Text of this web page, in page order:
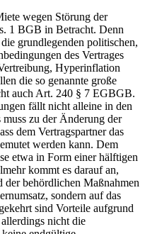
wegen Störung der
1 BGB in Betracht. Denn
grundlegenden politischen,
des Vertrages
Hyperinflation
die so genannte große
auch Art. 240 § 7 EGBGB.
fällt nicht alleine in den
zu der Änderung der
dem Vertragspartner das
werden kann. Dem
etwa in Form einer hälftigen
kommt es darauf an,
behördlichen Maßnahmen
sondern auf das
sind Vorteile aufgrund
nicht die